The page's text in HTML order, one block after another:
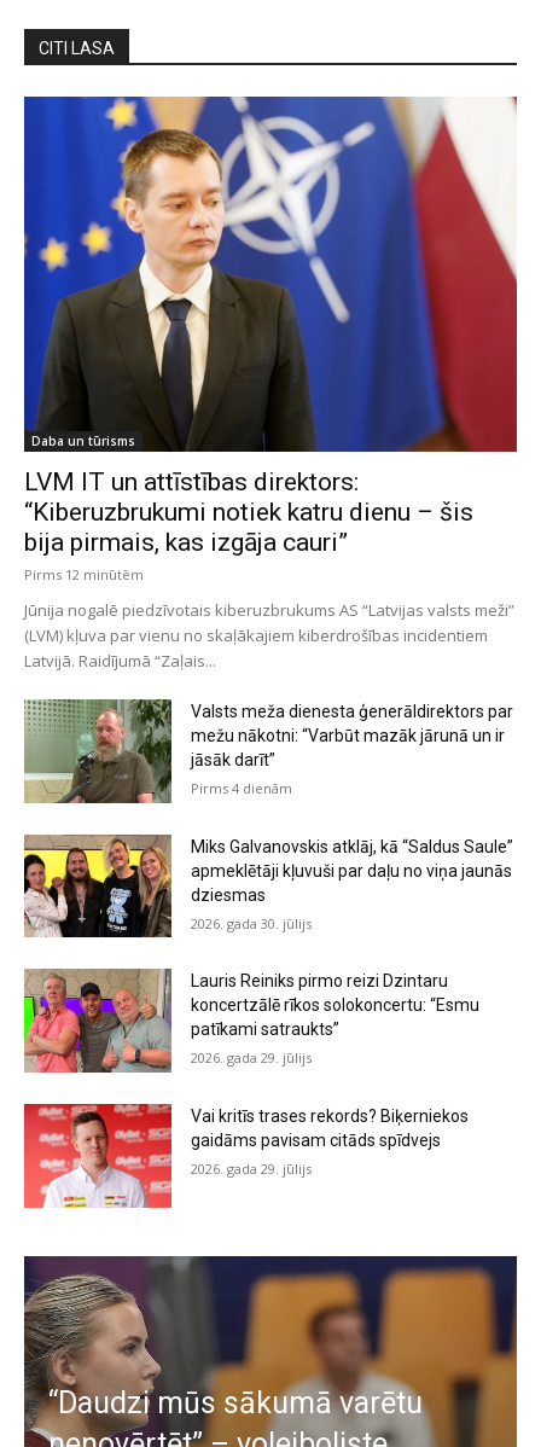
CITI LASA
Daba un tūrisms
LVM IT un attīstības direktors:
“Kiberuzbrukumi notiek katru dienu – šis
bija pirmais, kas izgāja cauri”
Pirms 12 minūtēm
Jūnija nogalē piedzīvotais kiberuzbrukums AS “Latvijas valsts meži”
(LVM) kļuva par vienu no skaļākajiem kiberdrošības incidentiem
Latvijā. Raidījumā “Zaļais...
Valsts meža dienesta ģenerāldirektors par
mežu nākotni: “Varbūt mazāk jārunā un ir
jāsāk darīt”
Pirms 4 dienām
Miks Galvanovskis atklāj, kā “Saldus Saule”
apmeklētāji kļuvuši par daļu no viņa jaunās
dziesmas
2026. gada 30. jūlijs
Lauris Reiniks pirmo reizi Dzintaru
koncertzālē rīkos solokoncertu: “Esmu
patīkami satraukts”
2026. gada 29. jūlijs
Vai kritīs trases rekords? Biķerniekos
gaidāms pavisam citāds spīdvejs
2026. gada 29. jūlijs
“Daudzi mūs sākumā varētu